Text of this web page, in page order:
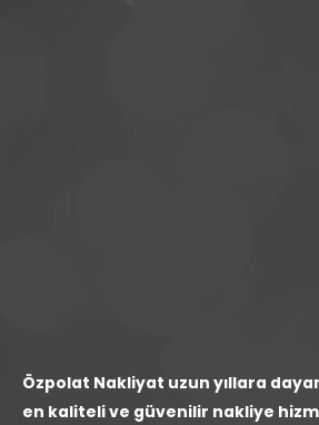
Özpolat Nakliyat uzun yıllara
en kaliteli ve güvenilir nakliye